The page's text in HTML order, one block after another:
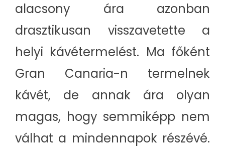
alacsony ára azonban
drasztikusan visszavetette a
helyi kávétermelést. Ma főként
Gran Canaria-n termelnek
kávét, de annak ára olyan
magas, hogy semmiképp nem
válhat a mindennapok részévé.